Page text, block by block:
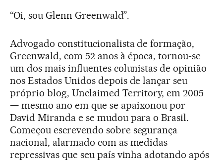
“Oi, sou Glenn Greenwald”.
Advogado constitucionalista de formação,
Greenwald, com 52 anos à época, tornou-se
um dos mais influentes colunistas de opinião
nos Estados Unidos depois de lançar seu
próprio blog, Unclaimed Territory, em 2005
— mesmo ano em que se apaixonou por
David Miranda e se mudou para o Brasil.
Começou escrevendo sobre segurança
nacional, alarmado com as medidas
repressivas que seu país vinha adotando após